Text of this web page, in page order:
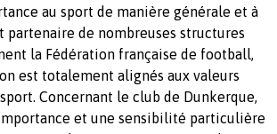
au sport de manière générale et à
partenaire de nombreuses structures
la Fédération française de football,
est totalement alignés aux valeurs
Concernant le club de Dunkerque,
et une sensibilité particulière